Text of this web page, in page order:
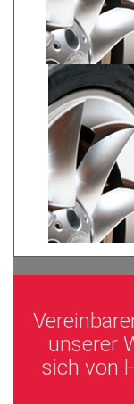
unserer
sich von